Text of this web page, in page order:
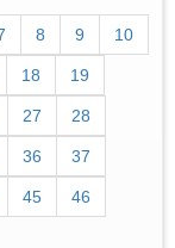
8 9 10
18 19
27 28
36 37
45 46